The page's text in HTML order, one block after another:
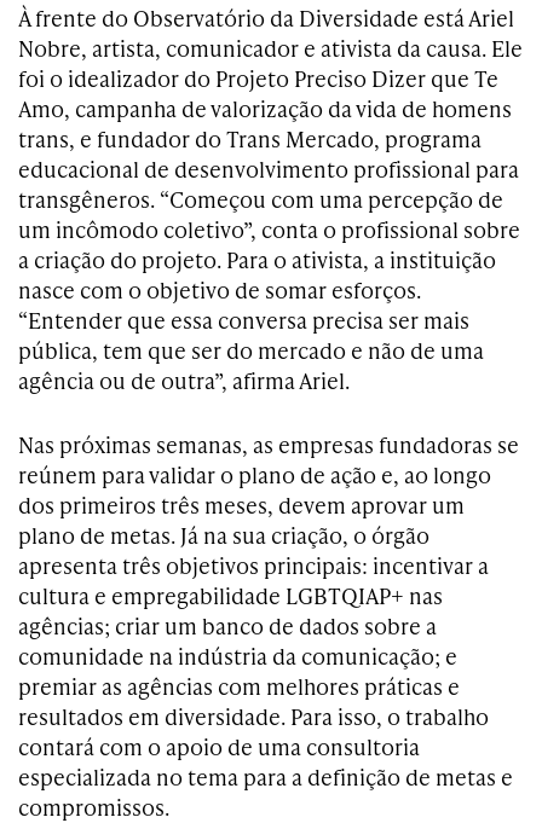
À frente do Observatório da Diversidade está Ariel
Nobre, artista, comunicador e ativista da causa. Ele
foi o idealizador do Projeto Preciso Dizer que Te
Amo, campanha de valorização da vida de homens
trans, e fundador do Trans Mercado, programa
educacional de desenvolvimento profissional para
transgêneros. “Começou com uma percepção de
um incômodo coletivo”, conta o profissional sobre
a criação do projeto. Para o ativista, a instituição
nasce com o objetivo de somar esforços.
“Entender que essa conversa precisa ser mais
pública, tem que ser do mercado e não de uma
agência ou de outra”, afirma Ariel.
Nas próximas semanas, as empresas fundadoras se
reúnem para validar o plano de ação e, ao longo
dos primeiros três meses, devem aprovar um
plano de metas. Já na sua criação, o órgão
apresenta três objetivos principais: incentivar a
cultura e empregabilidade LGBTQIAP+ nas
agências; criar um banco de dados sobre a
comunidade na indústria da comunicação; e
premiar as agências com melhores práticas e
resultados em diversidade. Para isso, o trabalho
contará com o apoio de uma consultoria
especializada no tema para a definição de metas e
compromissos.